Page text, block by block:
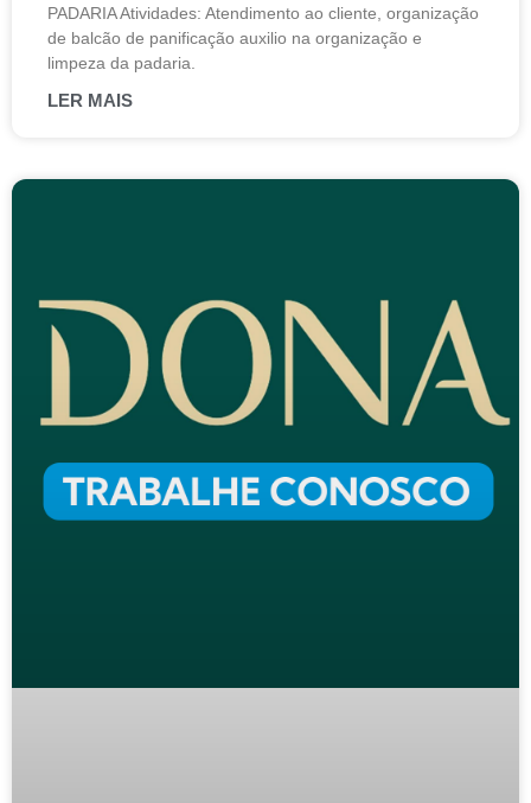
PADARIA Atividades: Atendimento ao cliente, organização
de balcão de panificação auxilio na organização e
limpeza da padaria.
LER MAIS